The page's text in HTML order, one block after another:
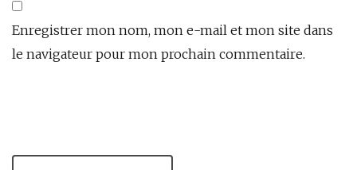
Enregistrer mon nom, mon e-mail et mon site dans
le navigateur pour mon prochain commentaire.